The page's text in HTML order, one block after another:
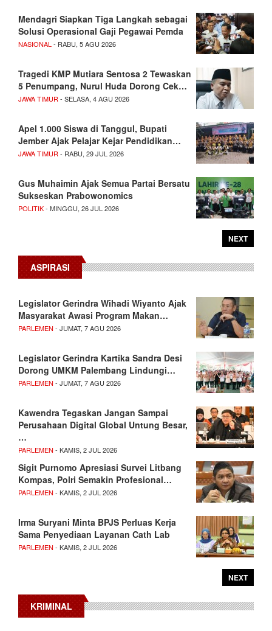
Mendagri Siapkan Tiga Langkah sebagai
Solusi Operasional Gaji Pegawai Pemda
NASIONAL - RABU, 5 AGU 2026
Tragedi KMP Mutiara Sentosa 2 Tewaskan
5 Penumpang, Nurul Huda Dorong Cek…
JAWA TIMUR - SELASA, 4 AGU 2026
Apel 1.000 Siswa di Tanggul, Bupati
Jember Ajak Pelajar Kejar Pendidikan…
JAWA TIMUR - RABU, 29 JUL 2026
Gus Muhaimin Ajak Semua Partai Bersatu
Sukseskan Prabowonomics
POLITIK- MINGGU, 26 JUL 2026
NEXT
ASPIRASI
Legislator Gerindra Wihadi Wiyanto Ajak
Masyarakat Awasi Program Makan…
PARLEMEN - JUMAT, 7 AGU 2026
Legislator Gerindra Kartika Sandra Desi
Dorong UMKM Palembang Lindungi…
PARLEMEN - JUMAT, 7 AGU 2026
Kawendra Tegaskan Jangan Sampai
Perusahaan Digital Global Untung Besar,
…
PARLEMEN - KAMIS, 2 JUL 2026
Sigit Purnomo Apresiasi Survei Litbang
Kompas, Polri Semakin Profesional…
PARLEMEN - KAMIS, 2 JUL 2026
Irma Suryani Minta BPJS Perluas Kerja
Sama Penyediaan Layanan Cath Lab
PARLEMEN - KAMIS, 2 JUL 2026
NEXT
KRIMINAL